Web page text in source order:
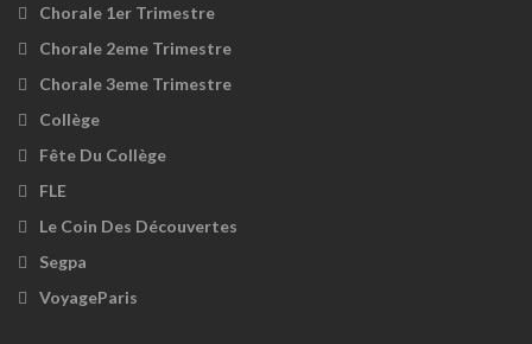
Chorale 1er Trimestre
Chorale 2eme Trimestre
Chorale 3eme Trimestre
Collège
Fête Du Collège
FLE
Le Coin Des Découvertes
Segpa
VoyageParis